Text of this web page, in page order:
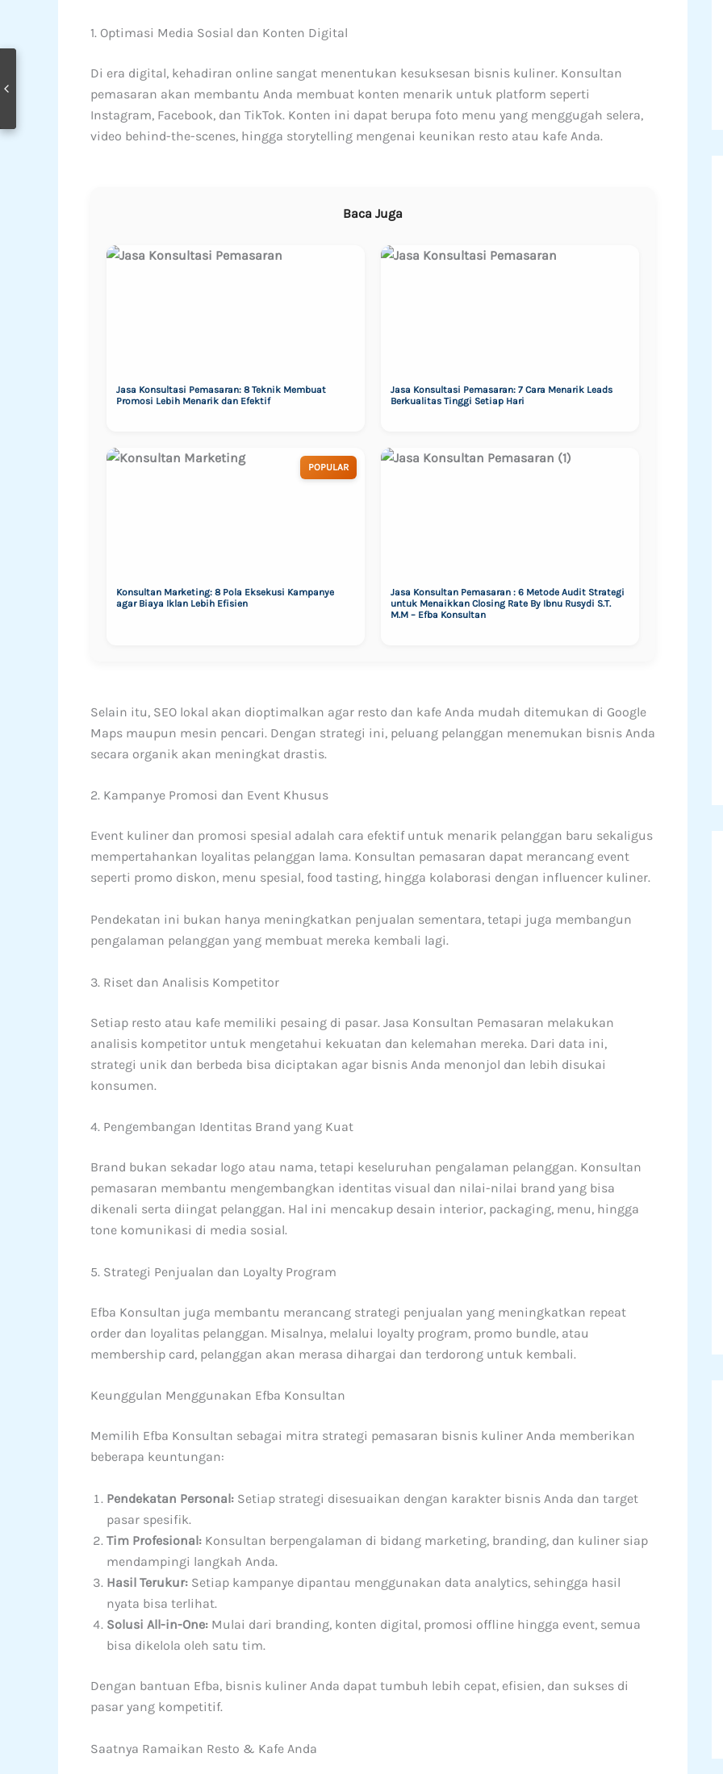
1. Optimasi Media Sosial dan Konten Digital
Di era digital, kehadiran online sangat menentukan kesuksesan bisnis kuliner. Konsultan
pemasaran akan membantu Anda membuat konten menarik untuk platform seperti
Instagram, Facebook, dan TikTok. Konten ini dapat berupa foto menu yang menggugah selera,
video behind-the-scenes, hingga storytelling mengenai keunikan resto atau kafe Anda.
Baca Juga
Jasa Konsultasi Pemasaran: 8 Teknik Membuat
Promosi Lebih Menarik dan Efektif
Jasa Konsultasi Pemasaran: 7 Cara Menarik Leads
Berkualitas Tinggi Setiap Hari
POPULAR
Konsultan Marketing: 8 Pola Eksekusi Kampanye
agar Biaya Iklan Lebih Efisien
Jasa Konsultan Pemasaran : 6 Metode Audit Strategi
untuk Menaikkan Closing Rate By Ibnu Rusydi S.T.
M.M – Efba Konsultan
Selain itu, SEO lokal akan dioptimalkan agar resto dan kafe Anda mudah ditemukan di Google
Maps maupun mesin pencari. Dengan strategi ini, peluang pelanggan menemukan bisnis Anda
secara organik akan meningkat drastis.
2. Kampanye Promosi dan Event Khusus
Event kuliner dan promosi spesial adalah cara efektif untuk menarik pelanggan baru sekaligus
mempertahankan loyalitas pelanggan lama. Konsultan pemasaran dapat merancang event
seperti promo diskon, menu spesial, food tasting, hingga kolaborasi dengan influencer kuliner.
Pendekatan ini bukan hanya meningkatkan penjualan sementara, tetapi juga membangun
pengalaman pelanggan yang membuat mereka kembali lagi.
3. Riset dan Analisis Kompetitor
Setiap resto atau kafe memiliki pesaing di pasar. Jasa Konsultan Pemasaran melakukan
analisis kompetitor untuk mengetahui kekuatan dan kelemahan mereka. Dari data ini,
strategi unik dan berbeda bisa diciptakan agar bisnis Anda menonjol dan lebih disukai
konsumen.
4. Pengembangan Identitas Brand yang Kuat
Brand bukan sekadar logo atau nama, tetapi keseluruhan pengalaman pelanggan. Konsultan
pemasaran membantu mengembangkan identitas visual dan nilai-nilai brand yang bisa
dikenali serta diingat pelanggan. Hal ini mencakup desain interior, packaging, menu, hingga
tone komunikasi di media sosial.
5. Strategi Penjualan dan Loyalty Program
Efba Konsultan juga membantu merancang strategi penjualan yang meningkatkan repeat
order dan loyalitas pelanggan. Misalnya, melalui loyalty program, promo bundle, atau
membership card, pelanggan akan merasa dihargai dan terdorong untuk kembali.
Keunggulan Menggunakan Efba Konsultan
Memilih Efba Konsultan sebagai mitra strategi pemasaran bisnis kuliner Anda memberikan
beberapa keuntungan:
Pendekatan Personal: Setiap strategi disesuaikan dengan karakter bisnis Anda dan target
pasar spesifik.
Tim Profesional: Konsultan berpengalaman di bidang marketing, branding, dan kuliner siap
mendampingi langkah Anda.
Hasil Terukur: Setiap kampanye dipantau menggunakan data analytics, sehingga hasil
nyata bisa terlihat.
Solusi All-in-One: Mulai dari branding, konten digital, promosi offline hingga event, semua
bisa dikelola oleh satu tim.
Dengan bantuan Efba, bisnis kuliner Anda dapat tumbuh lebih cepat, efisien, dan sukses di
pasar yang kompetitif.
Saatnya Ramaikan Resto & Kafe Anda